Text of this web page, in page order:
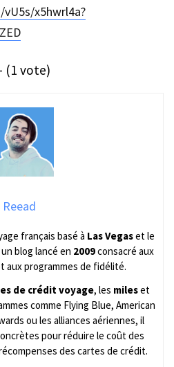
x5hwrl4a?
(1 vote)
Reead
français basé à Las Vegaset le
blog lancé en 2009consacré aux
aux programmes de fidélité.
de crédit voyage, les mileset
comme Flying Blue, American
ou les alliances aériennes, il
pour réduire le coût des
des cartes de crédit.